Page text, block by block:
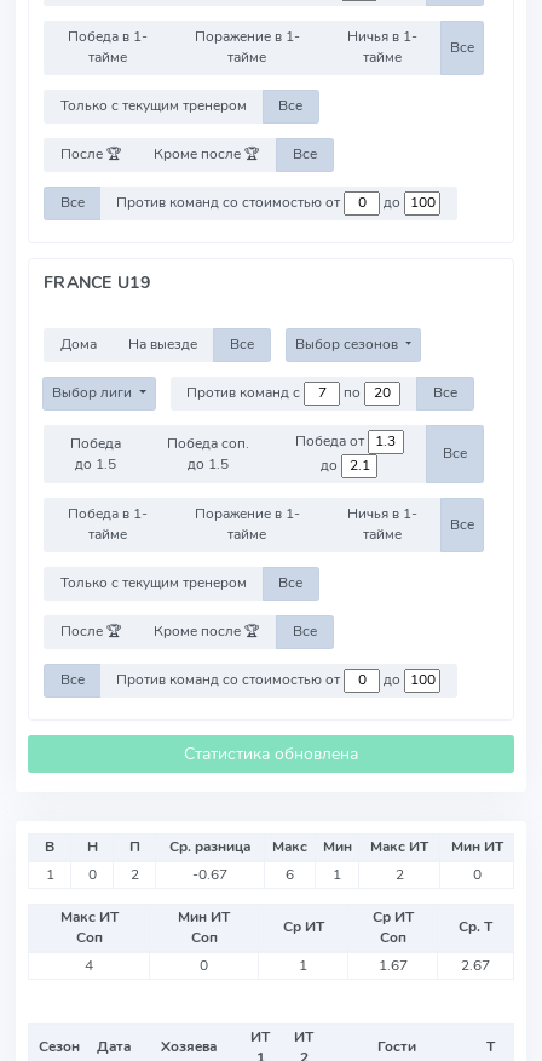
Победа в 1-
тайме
Поражение в 1-
тайме
Ничья в 1-
тайме
Все
Только с текущим тренером Все
После 🏆 Кроме после 🏆 Все
Все Против команд со стоимостью от до
FRANCE U19
Дома На выезде Все Выбор сезонов
Выбор лиги Против команд с по Все
Победа
до 1.5
Победа соп.
до 1.5
Победа от
до
Все
Победа в 1-
тайме
Поражение в 1-
тайме
Ничья в 1-
тайме
Все
Только с текущим тренером Все
После 🏆 Кроме после 🏆 Все
Все Против команд со стоимостью от до
Статистика обновлена
В Н П Ср. разница Макс Мин Макс ИТ
Мин ИТ
1
0 2 -0.67 6 1 2 0
Макс ИТ
Соп
Мин ИТ
Соп
Ср ИТ
Ср ИТ
Соп
Ср. Т
4
0 1 1.67 2.67
Сезон Дата Хозяева
ИТ
ИТ
Гости Т